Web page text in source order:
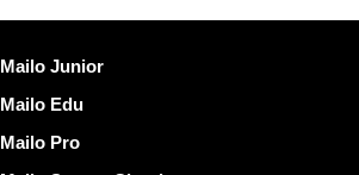
Mailo keşfedin
Mailo Junior
Mailo Edu
Mailo Pro